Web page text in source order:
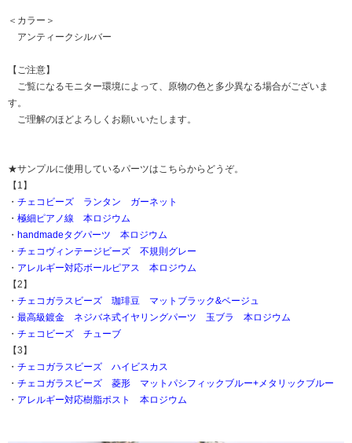
＜カラー＞
アンティークシルバー
【ご注意】
ご覧になるモニター環境によって、原物の色と多少異なる場合がございま
す。
ご理解のほどよろしくお願いいたします。
★サンプルに使用しているパーツはこちらからどうぞ。
【1】
・ チェコビーズ ランタン ガーネット
・ 極細ピアノ線 本ロジウム
・ handmadeタグパーツ 本ロジウム
・ チェコヴィンテージビーズ 不規則グレー
・ アレルギー対応ボールピアス 本ロジウム
【2】
・ チェコガラスビーズ 珈琲豆 マットブラック&ベージュ
・ 最高級鍍金 ネジバネ式イヤリングパーツ 玉ブラ 本ロジウム
・ チェコビーズ チューブ
【3】
・ チェコガラスビーズ ハイビスカス
・ チェコガラスビーズ 菱形 マットパシフィックブルー+メタリックブルー
・ アレルギー対応樹脂ポスト 本ロジウム